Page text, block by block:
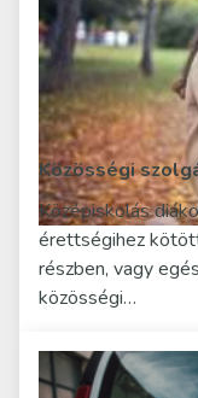
Közösségi
Középiskolás
érettségihez
részben, vagy
közösségi…